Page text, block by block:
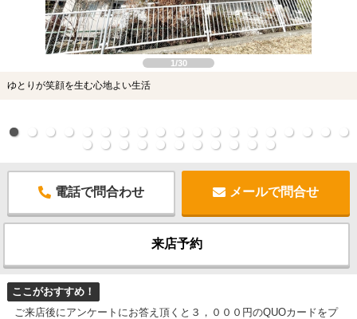
1/30
ゆとりが笑顔を生む心地よい生活
電話で問合わせ メールで問合せ
来店予約
ここがおすすめ！
ご来店後にアンケートにお答え頂くと３，０００円のQUOカードをプ